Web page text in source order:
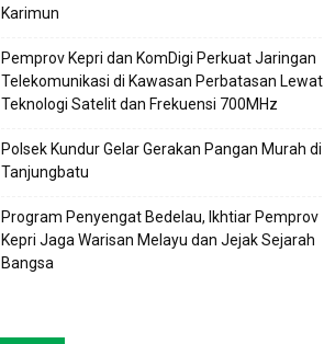
Karimun
Pemprov Kepri dan KomDigi Perkuat Jaringan
Telekomunikasi di Kawasan Perbatasan Lewat
Teknologi Satelit dan Frekuensi 700MHz
Polsek Kundur Gelar Gerakan Pangan Murah di
Tanjungbatu
Program Penyengat Bedelau, Ikhtiar Pemprov
Kepri Jaga Warisan Melayu dan Jejak Sejarah
Bangsa